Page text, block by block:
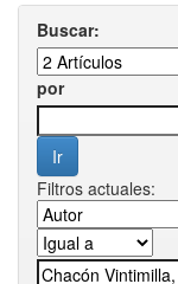
Buscar:
por
Filtros actuales: